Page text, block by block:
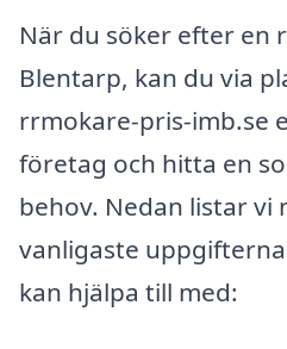
När du söker efter en
Blentarp, kan du via
rrmokare-pris-imb.se
företag och hitta en
behov. Nedan listar vi
vanligaste
kan hjälpa till med: